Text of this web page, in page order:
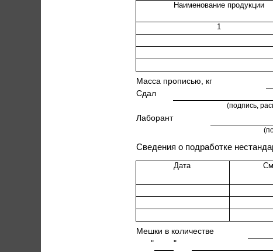
Наименование продукции
1
Масса прописью, кг
Сдал
(подпись,
Лаборант
Сведения о подработке
Дата
Мешки в количестве
"
"